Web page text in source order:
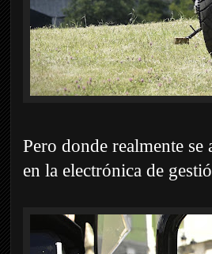
Pero donde realmente se
en la electrónica de